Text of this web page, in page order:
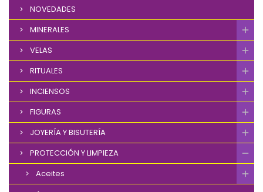
NOVEDADES
MINERALES
VELAS
RITUALES
INCIENSOS
FIGURAS
JOYERÍA Y BISUTERÍA
PROTECCIÓN Y LIMPIEZA
Aceites